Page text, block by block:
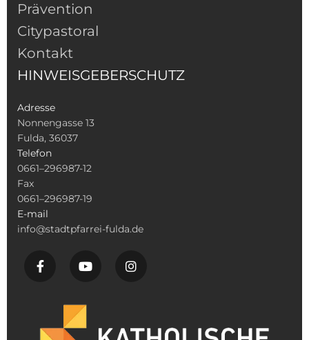
Prävention
Citypastoral
Kontakt
HINWEISGEBERSCHUTZ
Adresse
Nonnengasse 13
Fulda, 36037
Telefon
0661–296987-12
Fax
0661–296987-19
E-mail
info@stadtpfarrei-fulda.de